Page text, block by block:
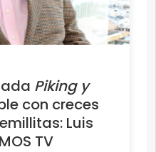
Piking y
con creces
Luis
TV